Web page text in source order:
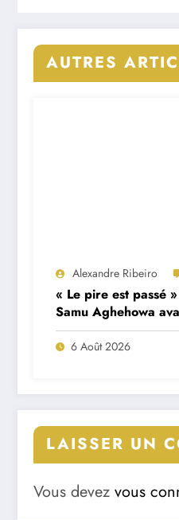
AUTRES
Alexandre Ribeiro
« Le pire est passé
Samu Aghehowa
Porto ?
6 Août 2026
LAISSER UN
Vous devez vous